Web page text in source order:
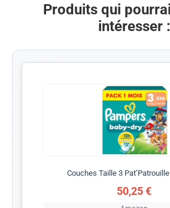
Produits qui
intéresser :
Couches Taille 3
50,25 €